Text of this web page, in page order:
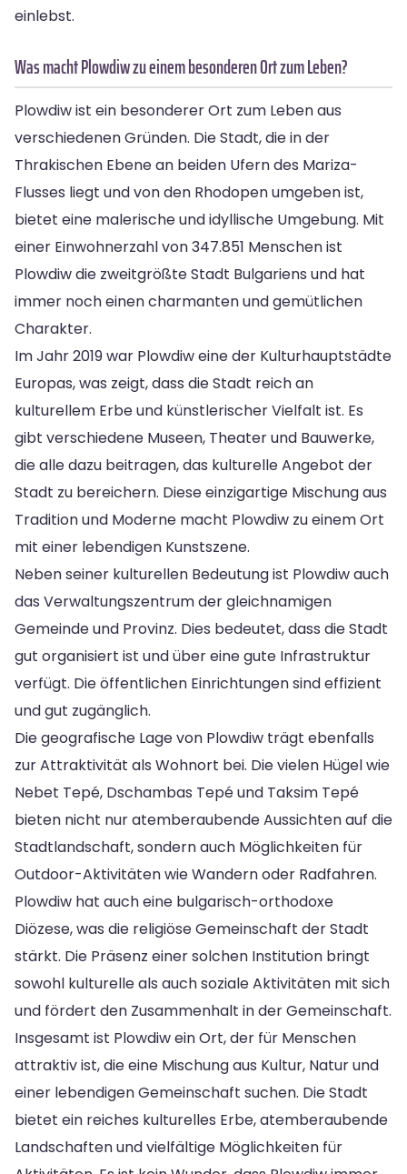
einlebst.
Was macht Plowdiw zu einem besonderen Ort zum Leben?
Plowdiw ist ein besonderer Ort zum Leben aus
verschiedenen Gründen. Die Stadt, die in der
Thrakischen Ebene an beiden Ufern des Mariza-
Flusses liegt und von den Rhodopen umgeben ist,
bietet eine malerische und idyllische Umgebung. Mit
einer Einwohnerzahl von 347.851 Menschen ist
Plowdiw die zweitgrößte Stadt Bulgariens und hat
immer noch einen charmanten und gemütlichen
Charakter.
Im Jahr 2019 war Plowdiw eine der Kulturhauptstädte
Europas, was zeigt, dass die Stadt reich an
kulturellem Erbe und künstlerischer Vielfalt ist. Es
gibt verschiedene Museen, Theater und Bauwerke,
die alle dazu beitragen, das kulturelle Angebot der
Stadt zu bereichern. Diese einzigartige Mischung aus
Tradition und Moderne macht Plowdiw zu einem Ort
mit einer lebendigen Kunstszene.
Neben seiner kulturellen Bedeutung ist Plowdiw auch
das Verwaltungszentrum der gleichnamigen
Gemeinde und Provinz. Dies bedeutet, dass die Stadt
gut organisiert ist und über eine gute Infrastruktur
verfügt. Die öffentlichen Einrichtungen sind effizient
und gut zugänglich.
Die geografische Lage von Plowdiw trägt ebenfalls
zur Attraktivität als Wohnort bei. Die vielen Hügel wie
Nebet Tepé, Dschambas Tepé und Taksim Tepé
bieten nicht nur atemberaubende Aussichten auf die
Stadtlandschaft, sondern auch Möglichkeiten für
Outdoor-Aktivitäten wie Wandern oder Radfahren.
Plowdiw hat auch eine bulgarisch-orthodoxe
Diözese, was die religiöse Gemeinschaft der Stadt
stärkt. Die Präsenz einer solchen Institution bringt
sowohl kulturelle als auch soziale Aktivitäten mit sich
und fördert den Zusammenhalt in der Gemeinschaft.
Insgesamt ist Plowdiw ein Ort, der für Menschen
attraktiv ist, die eine Mischung aus Kultur, Natur und
einer lebendigen Gemeinschaft suchen. Die Stadt
bietet ein reiches kulturelles Erbe, atemberaubende
Landschaften und vielfältige Möglichkeiten für